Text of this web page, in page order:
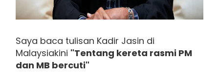
Saya baca tulisan Kadir Jasin di
Malaysiakini "Tentang kereta rasmi PM
dan MB bercuti"